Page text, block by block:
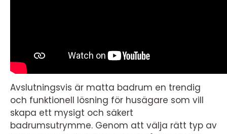
Avslutningsvis är matta badrum en trendig
och funktionell lösning för husägare som vill
skapa ett mysigt och säkert
badrumsutrymme. Genom att välja rätt typ av